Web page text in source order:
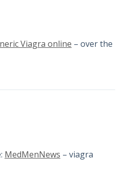
Viagra online – over the
MedMenNews – viagra